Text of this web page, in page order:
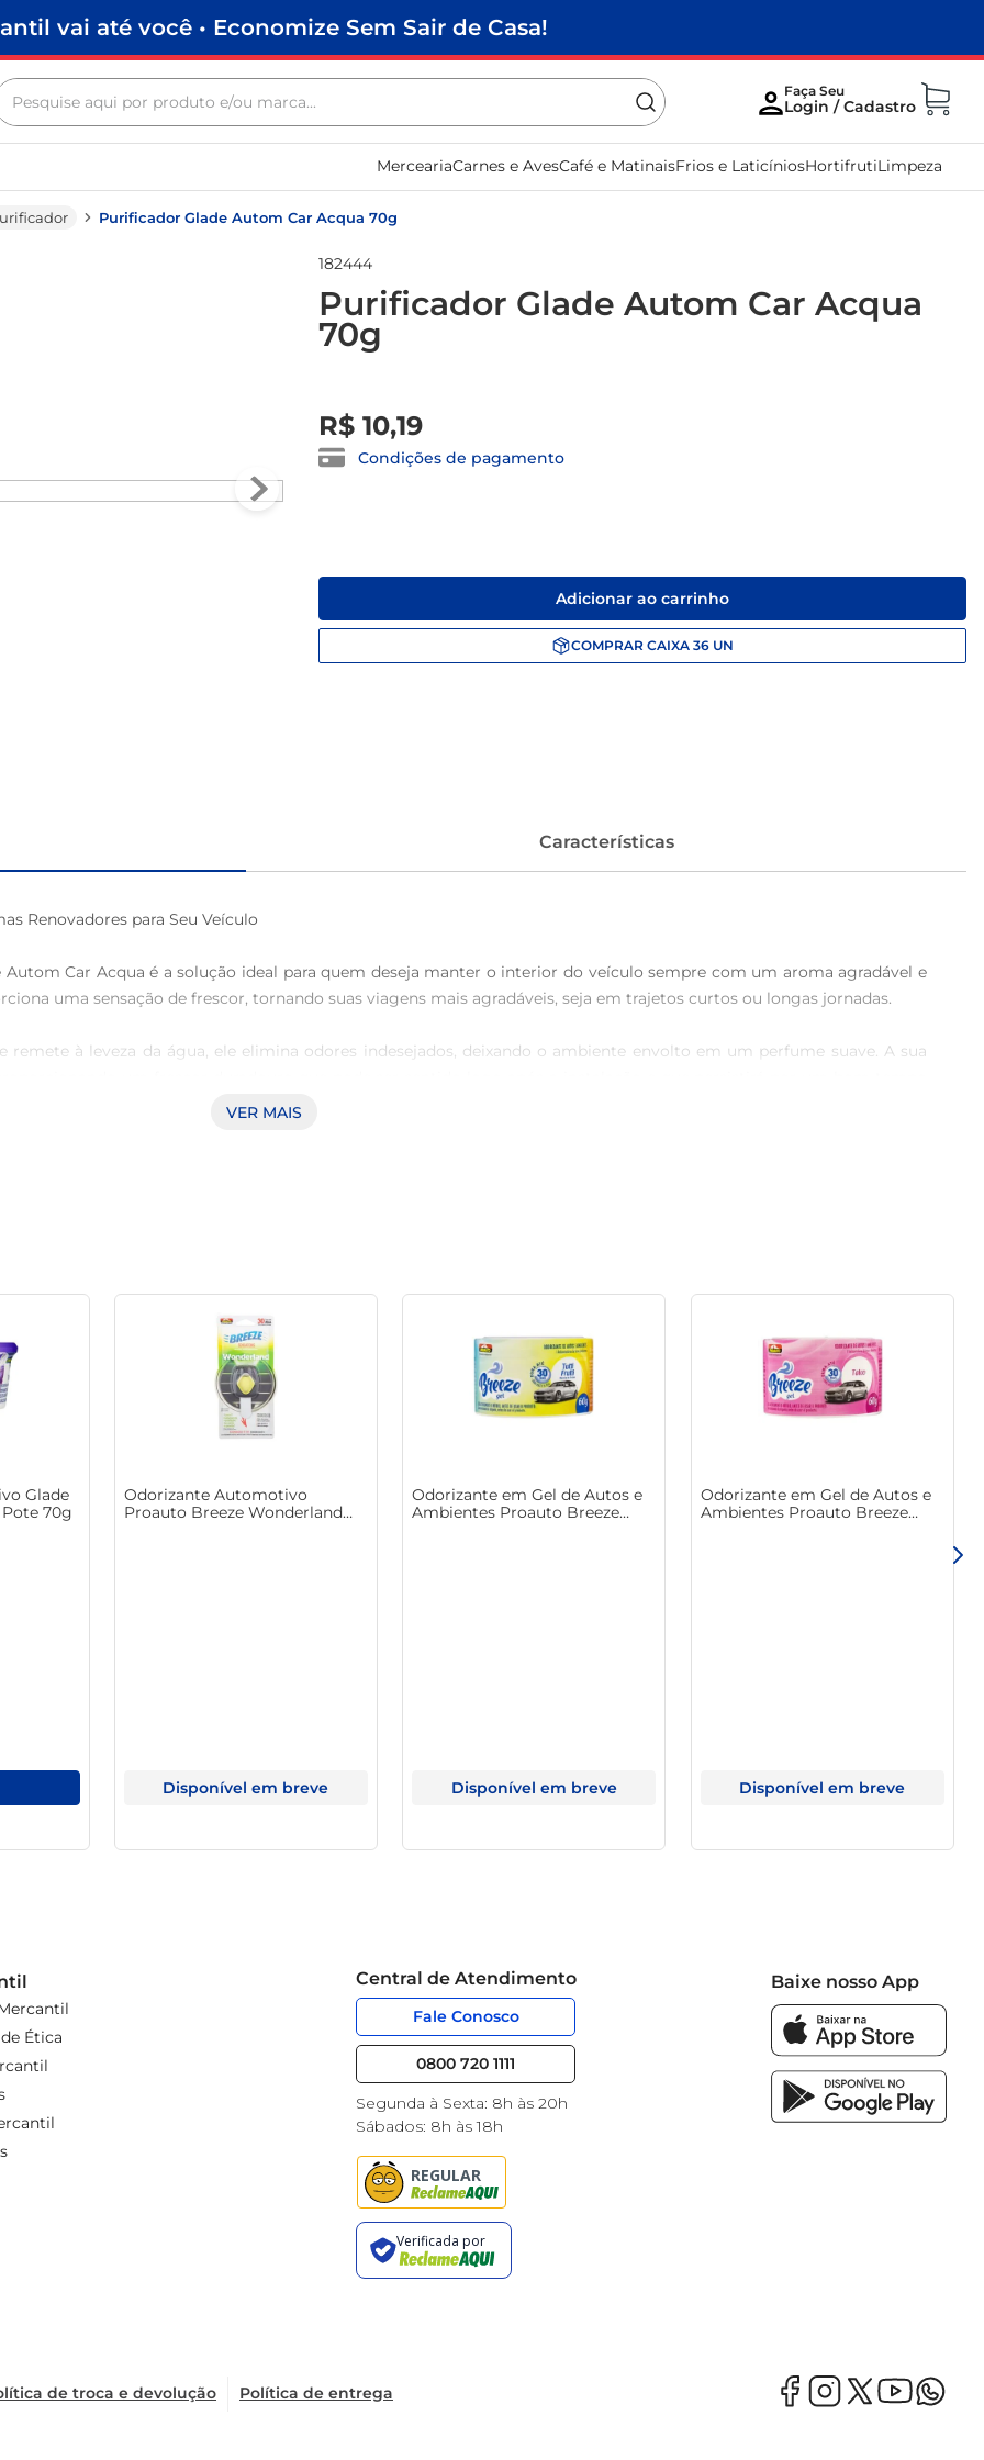
vai até você • Economize Sem Sair de Casa!
aqui por produto e/ou marca...
MerceariaCarnes e AvesCafé e MatinaisFrios e LaticíniosHortifrutiLimpeza
Purificador Glade Autom Car Acqua 70g
182444
Purificador Glade Autom Car Acqua
70g
R$ 10,19
Condições de pagamento
Adicionar ao carrinho
COMPRAR CAIXA 36 UN
Características
Renovadores para Seu Veículo
Car Acqua é a solução ideal para quem deseja manter o interior do veículo sempre com um aroma agradável e
uma sensação de frescor, tornando suas viagens mais agradáveis, seja em trajetos curtos ou longas jornadas.
à leveza da água, ele elimina odores indesejados, deixando o ambiente envolto em um perfume suave. A sua
é mais do que um simples item de decoração; é uma maneira eficaz de elevar a qualidade do ar no interior do seu
aprecie a diferença que um aroma agradável pode fazer no seu dia a dia. Aproveite cada viagem com um toque de
VER MAIS
Glade
70g
Odorizante Automotivo
Proauto Breeze Wonderland
Disponível em breve
Odorizante em Gel de Autos e
Ambientes Proauto Breeze
Disponível em breve
Odorizante em Gel de Autos e
Ambientes Proauto Breeze
Disponível em breve
Ética
Central de Atendimento
Fale Conosco
0800 720 1111
Segunda à Sexta: 8h às 20h
Sábados: 8h às 18h
Baixe nosso App
de troca e devolução Política de entrega
frango
sabão pó